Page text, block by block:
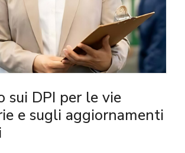
sui DPI per le vie
e sugli aggiornamenti